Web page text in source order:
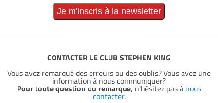
CONTACTER LE CLUB STEPHEN KING
Vous avez remarqué des erreurs ou des oublis? Vous avez une
information à nous communiquer?
Pour toute question ou remarque, n'hésitez pas à nous
contacter.